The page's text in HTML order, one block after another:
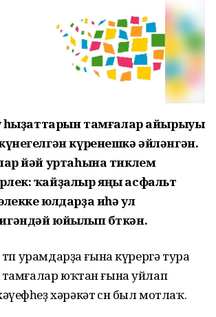
һыҙаттарын тамғалар айырыуы
күренешкә әйләнгән.
йәй уртаһына тиклем
ҡайҙалыр яңы асфальт
юлдарҙа иһә ул
юйылып бөткән.
төп урамдарҙа ғына күрергә тура
тамғалар юҡтан ғына уйлап
хәрәкәт өсөн был мотлаҡ.